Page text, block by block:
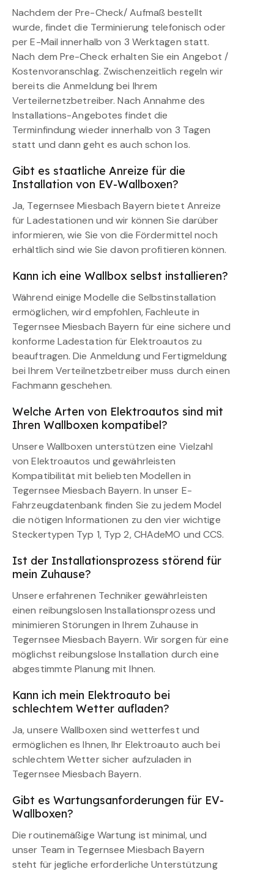
Nachdem der Pre-Check/ Aufmaß bestellt
wurde, findet die Terminierung telefonisch oder
per E-Mail innerhalb von 3 Werktagen statt.
Nach dem Pre-Check erhalten Sie ein Angebot /
Kostenvoranschlag. Zwischenzeitlich regeln wir
bereits die Anmeldung bei Ihrem
Verteilernetzbetreiber. Nach Annahme des
Installations-Angebotes findet die
Terminfindung wieder innerhalb von 3 Tagen
statt und dann geht es auch schon los.
Gibt es staatliche Anreize für die
Installation von EV-Wallboxen?
Ja, Tegernsee Miesbach Bayern bietet Anreize
für Ladestationen und wir können Sie darüber
informieren, wie Sie von die Fördermittel noch
erhältlich sind wie Sie davon profitieren können.
Kann ich eine Wallbox selbst installieren?
Während einige Modelle die Selbstinstallation
ermöglichen, wird empfohlen, Fachleute in
Tegernsee Miesbach Bayern für eine sichere und
konforme Ladestation für Elektroautos zu
beauftragen. Die Anmeldung und Fertigmeldung
bei Ihrem Verteilnetzbetreiber muss durch einen
Fachmann geschehen.
Welche Arten von Elektroautos sind mit
Ihren Wallboxen kompatibel?
Unsere Wallboxen unterstützen eine Vielzahl
von Elektroautos und gewährleisten
Kompatibilität mit beliebten Modellen in
Tegernsee Miesbach Bayern. In unser E-
Fahrzeugdatenbank finden Sie zu jedem Model
die nötigen Informationen zu den vier wichtige
Steckertypen Typ 1, Typ 2, CHAdeMO und CCS.
Ist der Installationsprozess störend für
mein Zuhause?
Unsere erfahrenen Techniker gewährleisten
einen reibungslosen Installationsprozess und
minimieren Störungen in Ihrem Zuhause in
Tegernsee Miesbach Bayern. Wir sorgen für eine
möglichst reibungslose Installation durch eine
abgestimmte Planung mit Ihnen.
Kann ich mein Elektroauto bei
schlechtem Wetter aufladen?
Ja, unsere Wallboxen sind wetterfest und
ermöglichen es Ihnen, Ihr Elektroauto auch bei
schlechtem Wetter sicher aufzuladen in
Tegernsee Miesbach Bayern.
Gibt es Wartungsanforderungen für EV-
Wallboxen?
Die routinemäßige Wartung ist minimal, und
unser Team in Tegernsee Miesbach Bayern
steht für jegliche erforderliche Unterstützung